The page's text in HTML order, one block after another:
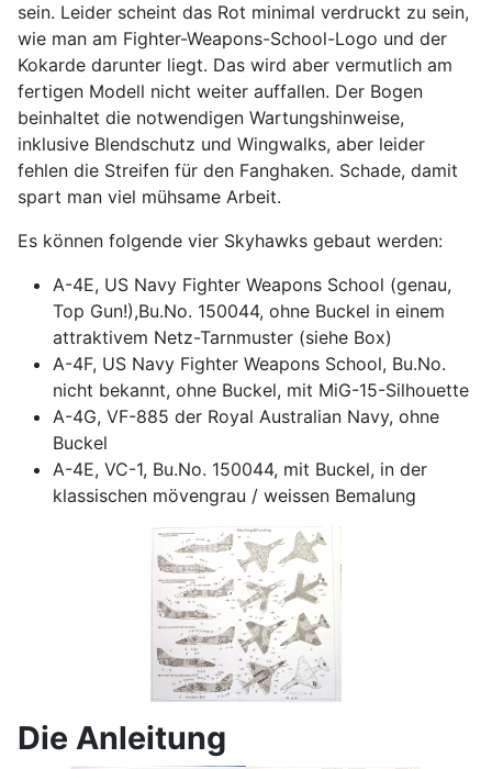
sein. Leider scheint das Rot minimal verdruckt zu sein,
wie man am Fighter-Weapons-School-Logo und der
Kokarde darunter liegt. Das wird aber vermutlich am
fertigen Modell nicht weiter auffallen. Der Bogen
beinhaltet die notwendigen Wartungshinweise,
inklusive Blendschutz und Wingwalks, aber leider
fehlen die Streifen für den Fanghaken. Schade, damit
spart man viel mühsame Arbeit.
Es können folgende vier Skyhawks gebaut werden:
A-4E, US Navy Fighter Weapons School (genau,
Top Gun!),Bu.No. 150044, ohne Buckel in einem
attraktivem Netz-Tarnmuster (siehe Box)
A-4F, US Navy Fighter Weapons School, Bu.No.
nicht bekannt, ohne Buckel, mit MiG-15-Silhouette
A-4G, VF-885 der Royal Australian Navy, ohne
Buckel
A-4E, VC-1, Bu.No. 150044, mit Buckel, in der
klassischen mövengrau / weissen Bemalung
Die Anleitung